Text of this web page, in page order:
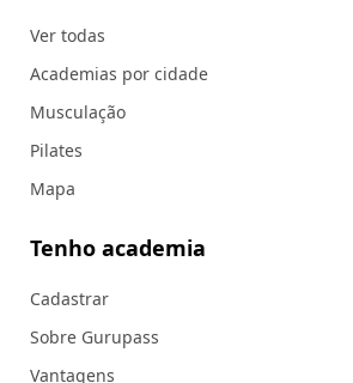
Ver todas
Academias por cidade
Musculação
Pilates
Mapa
Tenho academia
Cadastrar
Sobre Gurupass
Vantagens